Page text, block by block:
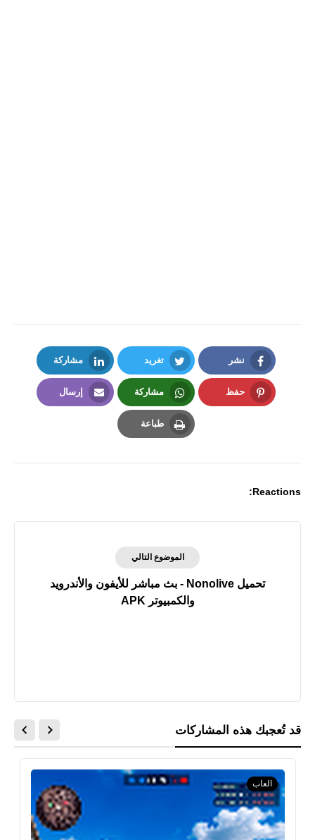
نشر
Facebook
تغريد
Twitter
مشاركة
LinkedIn
حفظ مشاركة
Whatsapp
إرسال
طباعة
Reactions:
الموضوع التالي
تحميل Nonolive - بث مباشر للأيفون والأندرويد
والكمبيوتر APK
قد تُعجبك هذه المشاركات
العاب